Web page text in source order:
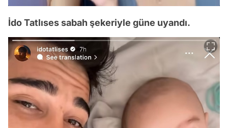
İdo Tatlıses sabah şekeriyle güne uyandı.